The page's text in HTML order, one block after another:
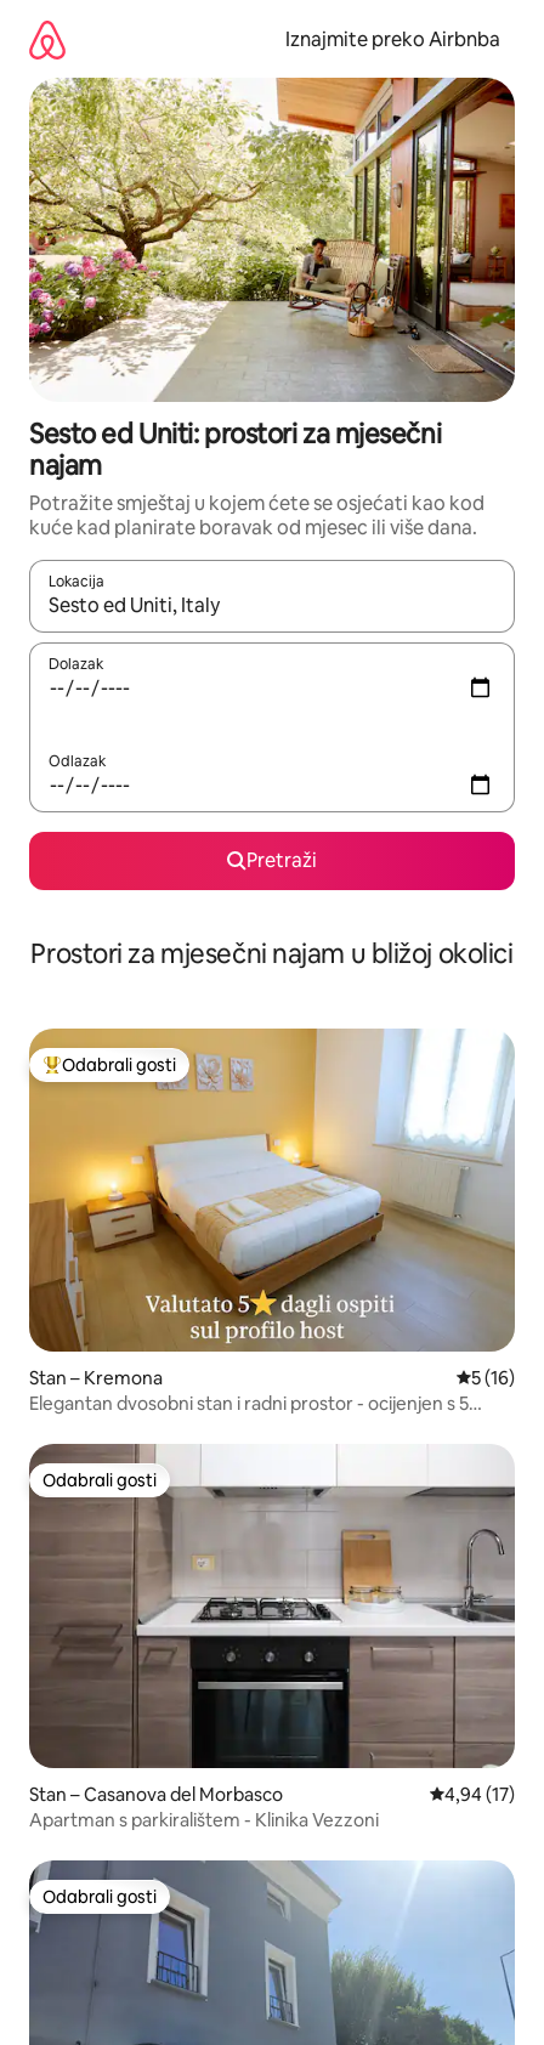
sadržaj
Iznajmite preko Airbnba
Sesto ed Uniti: prostori za mjesečni
najam
Potražite smještaj u kojem ćete se osjećati kao kod
kuće kad planirate boravak od mjesec ili više dana.
Lokacija
Kada budu dostupni rezultati, moći ćete ih pregledati
Dolazak
Odlazak
Pretraži
Prostori za mjesečni najam u bližoj okolici
Među najviše rangiranima s oznakom „Odabrali gosti”
Odabrali gosti
Stan – Kremona Prosječna
5 (16)
Elegantan dvosobni stan i radni prostor - ocijenjen s 5
Odabrali gosti
Odabrali gosti
Stan – Casanova del Morbasco Prosječna
4,94 (17)
Apartman s parkiralištem - Klinika Vezzoni
Odabrali gosti
Odabrali gosti